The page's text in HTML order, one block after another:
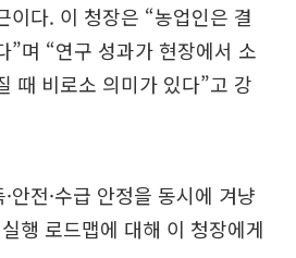
이다. 이 청장은 “농업인은 결
”며 “연구 성과가 현장에서 소
때 비로소 의미가 있다”고 강
안전·수급 안정을 동시에 겨냥
행 로드맵에 대해 이 청장에게